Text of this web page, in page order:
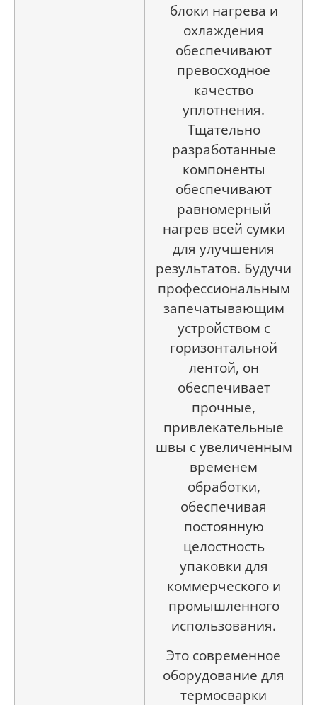
блоки нагрева и
охлаждения
обеспечивают
превосходное
качество
уплотнения.
Тщательно
разработанные
компоненты
обеспечивают
равномерный
нагрев всей сумки
для улучшения
результатов. Будучи
профессиональным
запечатывающим
устройством с
горизонтальной
лентой, он
обеспечивает
прочные,
привлекательные
швы с увеличенным
временем
обработки,
обеспечивая
постоянную
целостность
упаковки для
коммерческого и
промышленного
использования.
Это современное
оборудование для
термосварки